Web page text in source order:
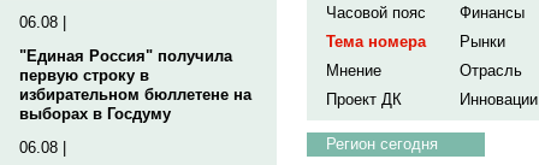
06.08 |
"Единая Россия" получила
первую строку в
избирательном бюллетене на
выборах в Госдуму
06.08 |
Часовой пояс
Финансы
Тема номера
Рынки
Мнение
Отрасль
Проект ДК
Инновации
Регион сегодня